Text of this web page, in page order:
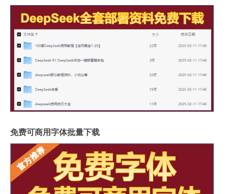
免费可商用字体批量下载